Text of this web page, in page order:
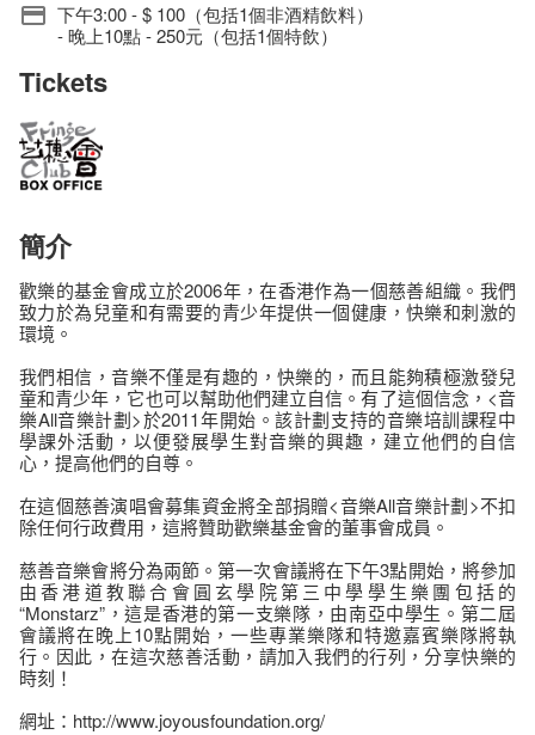
下午3:00 - $ 100（包括1個非酒精飲料）
- 晚上10點 - 250元（包括1個特飲）
Tickets
簡介
歡樂的基金會成立於2006年 ，在香港作為一個慈善組織 。 我們
致力於為兒童和有需要的青少年提供一個健康，快樂和刺激的
環境 。
我們相信，音樂不僅是有趣的， 快樂的 ，而且能夠積極激發兒
童和青少年 ， 它也可以幫助他們建立自信 。有了這個信念 ， <音
樂All音樂計劃>於2011年開始 。該計劃支持的音樂培訓課程中
學課外活動 ，以便發展學生對音樂的興趣 ， 建立他們的自信
心 ， 提高他們的自尊 。
在這個慈善演唱會募集資金將全部捐贈<音樂All音樂計劃>不扣
除任何行政費用 ，這將贊助歡樂基金會的董事會成員 。
慈善音樂會將分為兩節 。第一次會議將在下午3點開始， 將參加
由香港道教聯合會圓 玄學院第三 中學學生樂團 包括的
“Monstarz” ，這是香港的第一支樂隊 ， 由南亞中學生 。 第二屆
會議將在晚上10點開始 ， 一些專業樂隊和特邀嘉賓樂隊將執
行 。 因此 ，在這次慈善活動 ， 請加入我們的行列 ，分享快樂的
時刻 ！
網址： http://www.joyousfoundation.org/